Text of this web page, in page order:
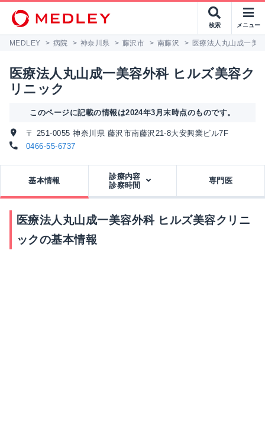
検索 メニュー
MEDLEY > 病院 > 神奈川県 > 藤沢市 > 南藤沢 > 医療法人丸山成一美
医療法人丸山成一美容外科 ヒルズ美容ク
リニック
このページに記載の情報は2024年3月末時点のものです。
〒 251-0055 神奈川県 藤沢市南藤沢21-8大安興業ビル7F
0466-55-6737
基本情報
診療内容
診察時間
専門医
医療法人丸山成一美容外科 ヒルズ美容クリニ
ックの基本情報